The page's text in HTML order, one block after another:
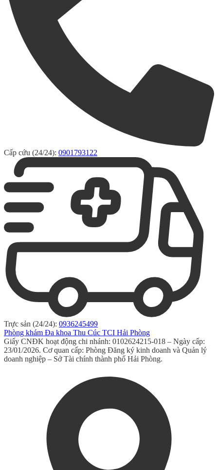
Cấp cứu (24/24): 0901793122
Trực sản (24/24): 0936245499
Phòng khám Đa khoa Thu Cúc TCI Hải Phòng
Giấy CNĐK hoạt động chi nhánh: 0102624215-018 – Ngày cấp:
23/01/2026. Cơ quan cấp: Phòng Đăng ký kinh doanh và Quản lý
doanh nghiệp – Sở Tài chính thành phố Hải Phòng.